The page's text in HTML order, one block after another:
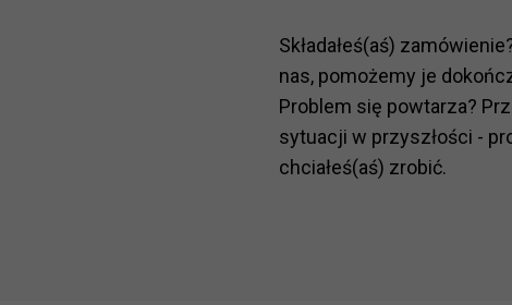
Składałeś(aś)
nas, pomożemy je
Problem się powtarza?
sytuacji w przyszłości -
chciałeś(aś) zrobić.